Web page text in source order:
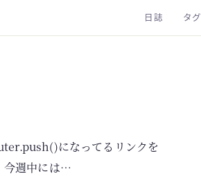
日誌 タグ
になってるリンクを
今週中には…